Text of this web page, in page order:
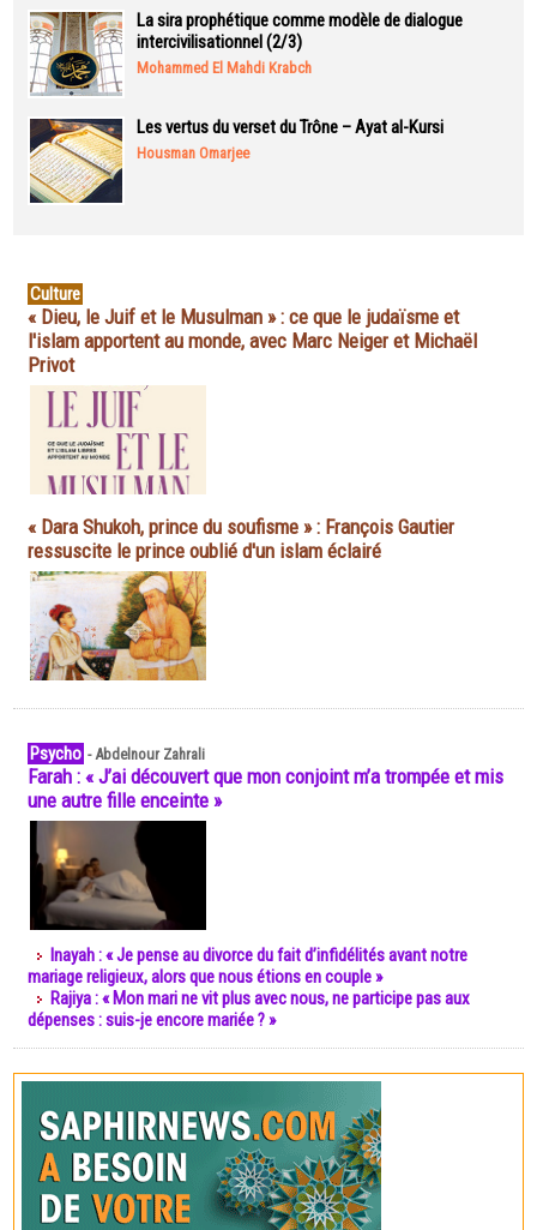
La sira prophétique comme modèle de dialogue
intercivilisationnel (2/3)
Mohammed El Mahdi Krabch
Les vertus du verset du Trône – Ayat al-Kursi
Housman Omarjee
Culture
« Dieu, le Juif et le Musulman » : ce que le judaïsme et
l'islam apportent au monde, avec Marc Neiger et Michaël
Privot
« Dara Shukoh, prince du soufisme » : François Gautier
ressuscite le prince oublié d'un islam éclairé
Psycho -Abdelnour Zahrali
Farah : « J’ai découvert que mon conjoint m’a trompée et mis
une autre fille enceinte »
Inayah : « Je pense au divorce du fait d’infidélités avant notre
mariage religieux, alors que nous étions en couple »
Rajiya : « Mon mari ne vit plus avec nous, ne participe pas aux
dépenses : suis-je encore mariée ? »